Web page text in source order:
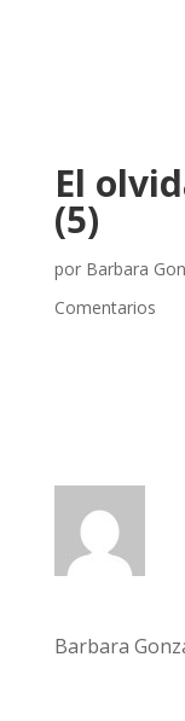
El
(5)
por Barbara
Comentarios
Barbara